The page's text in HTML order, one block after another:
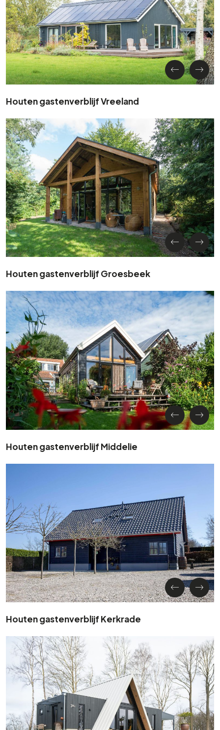
Houten gastenverblijf Vreeland
Houten gastenverblijf Groesbeek
Houten gastenverblijf Middelie
Houten gastenverblijf Kerkrade